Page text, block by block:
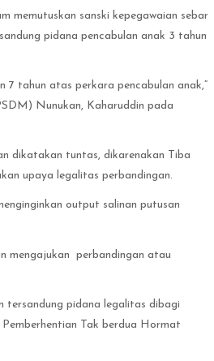
memutuskan sanski kepegawaian sebar
pidana pencabulan anak 3 tahun
7 tahun atas perkara pencabulan anak,”
Nunukan, Kaharuddin pada
dikatakan tuntas, dikarenakan Tiba
upaya legalitas perbandingan.
output salinan putusan
mengajukan perbandingan atau
tersandung pidana legalitas dibagi
Tak berdua Hormat